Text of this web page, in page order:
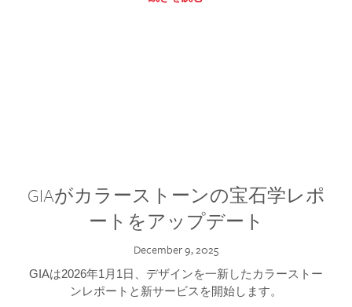
GIAがカラーストーンの宝石学レポ
ートをアップデート
December 9, 2025
GIAは2026年1月1日、デザインを一新したカラーストー
ンレポートと新サービスを開始します。